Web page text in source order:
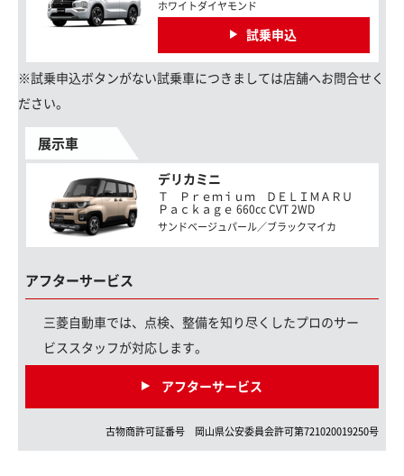
ホワイトダイヤモンド
試乗申込
※試乗申込ボタンがない試乗車につきましては店舗へお問合せく
ださい。
展示車
デリカミニ
Ｔ Ｐｒｅｍｉｕｍ ＤＥＬＩＭＡＲＵ
Ｐａｃｋａｇｅ 660cc CVT 2WD
サンドベージュパール／ブラックマイカ
アフターサービス
三菱自動車では、点検、整備を知り尽くしたプロのサー
ビススタッフが対応します。
アフターサービス
古物商許可証番号 岡山県公安委員会許可第721020019250号